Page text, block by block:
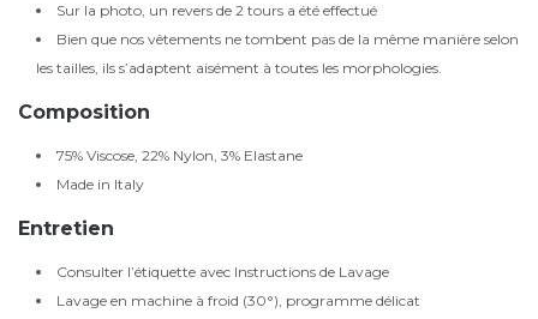
Sur la photo, un revers de 2 tours a été effectué
Bien que nos vêtements ne tombent pas de la même manière selon
les tailles, ils s’adaptent aisément à toutes les morphologies.
Composition
75% Viscose, 22% Nylon, 3% Elastane
Made in Italy
Entretien
Consulter l’étiquette avec Instructions de Lavage
Lavage en machine à froid (30°), programme délicat